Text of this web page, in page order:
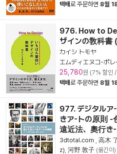
택배로 주문하면 8월
976. How to
ザインの敎科書
カイシ トモヤ
エムディエヌコ-ポ
25,780원 (7% 할인
택배로 주문하면 8월
977. デジタルア
きア-トの原則 -
遠近法、奧行き
3dtotal.com 高木
z) 河野 敦子 (옮긴이)